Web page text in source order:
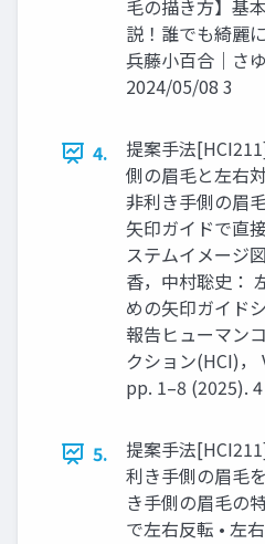
毛の描き方】基
説！誰でも綺麗
兵藤小百合｜さ
2024/05/08 3
4.
提案手法
側の眉毛と左右
非利き手側の眉
矢印ガイドで直
ステムイメージ
香，中村聡史：
めの矢印ガイド
報告ヒューマン
クション(HCI)
pp. 1–8 (2025). 4
5.
提案手法
利き手側の眉毛
き手側の眉毛の
で左右反転 • 左